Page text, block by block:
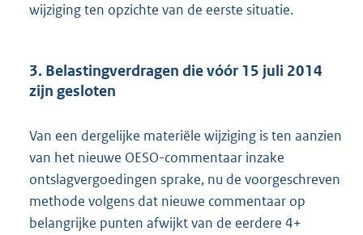
wijziging ten opzichte van de eerste situatie.
3. Belastingverdragen die vóór 15 juli 2014
zijn gesloten
Van een dergelijke materiële wijziging is ten aanzien
van het nieuwe OESO-commentaar inzake
ontslagvergoedingen sprake, nu de voorgeschreven
methode volgens dat nieuwe commentaar op
belangrijke punten afwijkt van de eerdere 4+